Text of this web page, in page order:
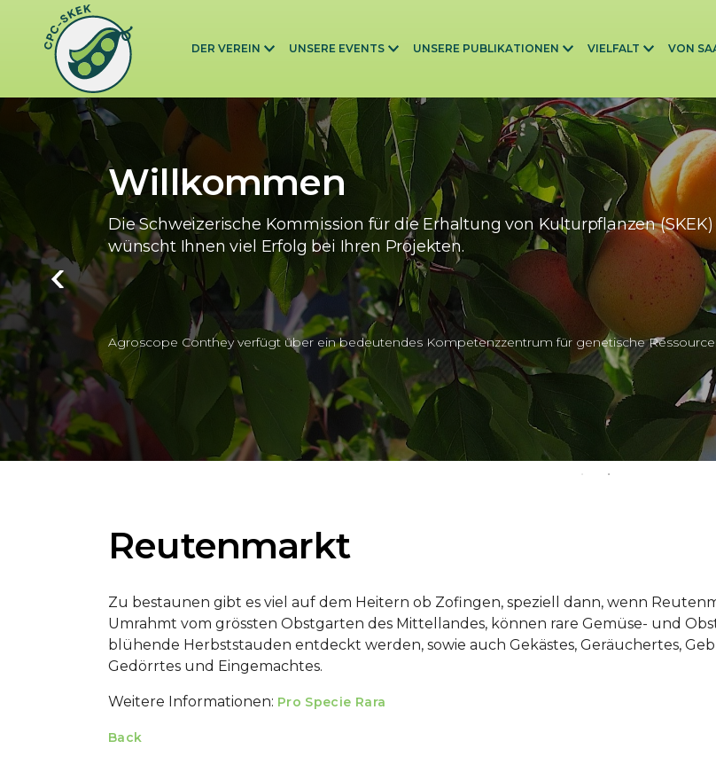
Skip to main content
DER VEREIN UNSERE EVENTS UNSERE PUBLIKATIONEN VIELFALT VON
Willkommen
Die Schweizerische Kommission für die Erhaltung von Kulturpflanzen (SKEK)
wünscht Ihnen viel Erfolg bei Ihren Projekten.
Agroscope Conthey verfügt über ein bedeutendes Kompetenzzentrum für genetische
Reutenmarkt
Zu bestaunen gibt es viel auf dem Heitern ob Zofingen, speziell dann, wenn
Umrahmt vom grössten Obstgarten des Mittellandes, können rare Gemüse- und
blühende Herbststauden entdeckt werden, sowie auch Gekästes, Geräuchertes,
Gedörrtes und Eingemachtes.
Weitere Informationen: Pro Specie Rara
Back